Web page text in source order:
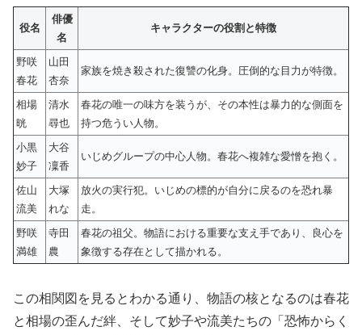
役名
俳優
名
キャラクターの役割と特徴
野咲
春花
山田
杏奈
家族を焼き殺された復讐の化身。圧倒的な目力が特徴。
相場
晄
清水
尋也
春花の唯一の味方を装うが、その本性は暴力的な側面を
持つ危うい人物。
小黒
妙子
大谷
凜香
いじめグループの中心人物。春花へ複雑な愛憎を抱く。
佐山
流美
大塚
れな
放火の実行犯。いじめの標的が自分に戻るのを恐れ暴
走。
野咲
満雄
寺田
農
春花の祖父。物語における重要な支え手であり、良心を
象徴する存在として描かれる。
この相関図を見るとわかる通り、物語の核となるのは春花
と相場の歪んだ絆、そして妙子や流美たちの「恐怖からく